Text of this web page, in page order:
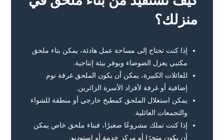
منزلك؟
إذا كنت تحتاج إلى مساحة عمل هادئة، يمكن بناء ملحق
مكتبي يعزل الضوضاء ويوفر بيئة إنتاجية.
للعائلات الكبيرة، يمكن أن يكون الملحق غرفة نوم
إضافية أو غرفة لأفراد الأسرة الزائرين.
يمكن استغلال الملحق كمطبخ خارجي أو منطقة للشواء
والتجمعات العائلية.
إذا كنت تملك مشروعًا صغيرًا، فبناء ملحق خاص يمكن
أن يكون متجرًا أو مركز خدمة أو استوديو.